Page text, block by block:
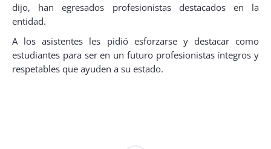
dijo, han egresados profesionistas destacados en la
entidad.
A los asistentes les pidió esforzarse y destacar como
estudiantes para ser en un futuro profesionistas íntegros y
respetables que ayuden a su estado.